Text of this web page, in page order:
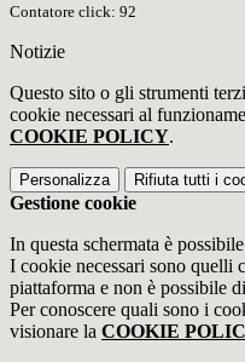
Contatore click: 92
Notizie
Questo sito o gli strumenti
cookie necessari al
COOKIE POLICY.
Personalizza Rifiuta tutti i
Gestione cookie
In questa schermata è
I cookie necessari sono quelli
piattaforma e non è possibile
Per conoscere quali sono i
visionare la COOKIE